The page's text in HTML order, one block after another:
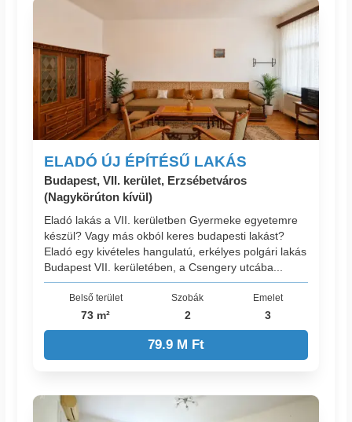
ELADÓ ÚJ ÉPÍTÉSŰ LAKÁS
Budapest, VII. kerület, Erzsébetváros
(Nagykörúton kívül)
Eladó lakás a VII. kerületben Gyermeke egyetemre
készül? Vagy más okból keres budapesti lakást?
Eladó egy kivételes hangulatú, erkélyes polgári lakás
Budapest VII. kerületében, a Csengery utcába...
Belső terület
73 m²
Szobák
2
Emelet
3
79.9 M Ft